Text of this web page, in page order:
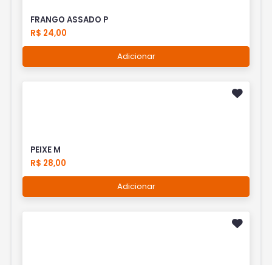
FRANGO ASSADO P
R$ 24,00
Adicionar
PEIXE M
R$ 28,00
Adicionar